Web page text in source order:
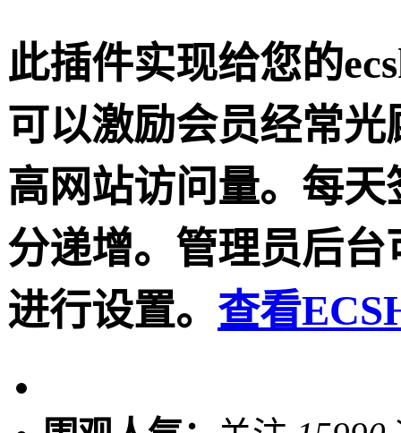
此插件实现给您的
可以激励会员经常
高网站访问量。每
分递增。管理员后
进行设置。 查看